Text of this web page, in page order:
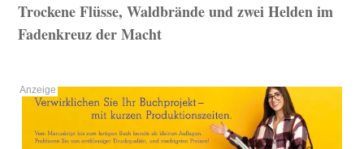
Trockene Flüsse, Waldbrände und zwei Helden im
Fadenkreuz der Macht